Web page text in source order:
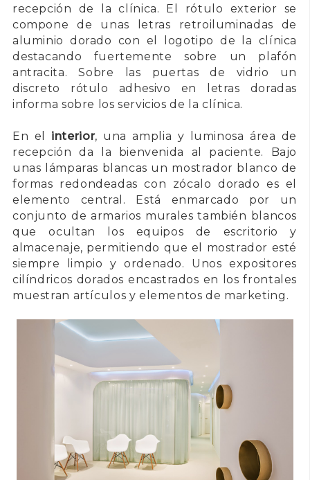
recepción de la clínica. El rótulo exterior se
compone de unas letras retroiluminadas de
aluminio dorado con el logotipo de la clínica
destacando fuertemente sobre un plafón
antracita. Sobre las puertas de vidrio un
discreto rótulo adhesivo en letras doradas
informa sobre los servicios de la clínica.
En el interior, una amplia y luminosa área de
recepción da la bienvenida al paciente. Bajo
unas lámparas blancas un mostrador blanco de
formas redondeadas con zócalo dorado es el
elemento central. Está enmarcado por un
conjunto de armarios murales también blancos
que ocultan los equipos de escritorio y
almacenaje, permitiendo que el mostrador esté
siempre limpio y ordenado. Unos expositores
cilíndricos dorados encastrados en los frontales
muestran artículos y elementos de marketing.